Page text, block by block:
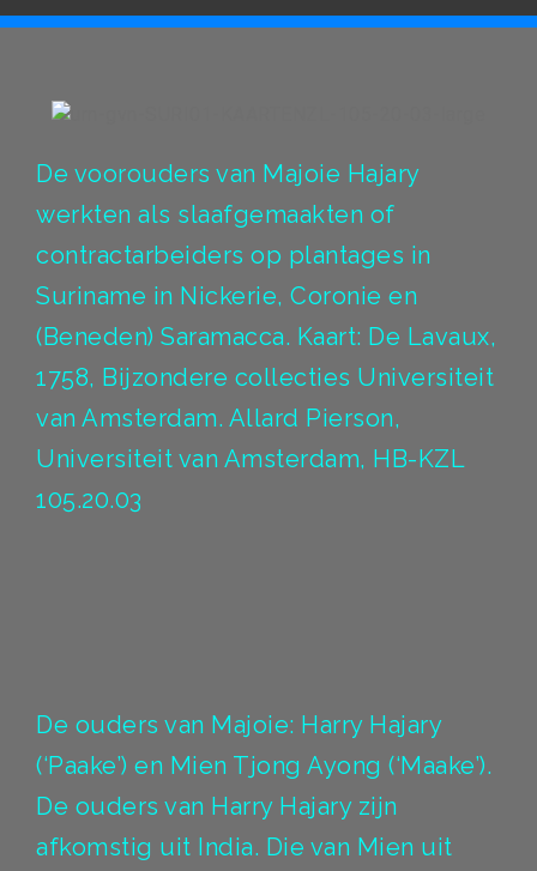
De voorouders van Majoie Hajary
werkten als slaafgemaakten of
contractarbeiders op plantages in
Suriname in Nickerie, Coronie en
(Beneden) Saramacca. Kaart: De Lavaux,
1758, Bijzondere collecties Universiteit
van Amsterdam. Allard Pierson,
Universiteit van Amsterdam, HB-KZL
105.20.03
De ouders van Majoie: Harry Hajary
(‘Paake’) en Mien Tjong Ayong (‘Maake’).
De ouders van Harry Hajary zijn
afkomstig uit India. Die van Mien uit